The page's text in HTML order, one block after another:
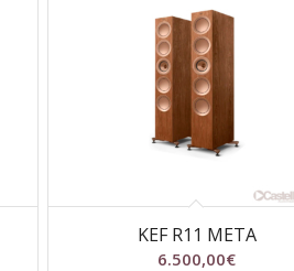
KEF R11 META
6.500,00€